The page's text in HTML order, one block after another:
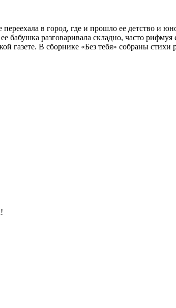
в город, где и прошло ее детство и
бабушка разговаривала складно, часто
газете. В сборнике «Без тебя» собраны стихи